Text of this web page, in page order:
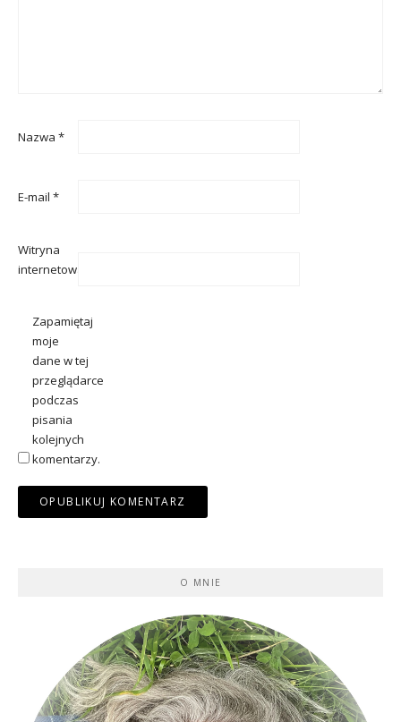
Nazwa *
E-mail *
Witryna
internetowa
Zapamiętaj
moje
dane w tej
przeglądarce
podczas
pisania
kolejnych
komentarzy.
O MNIE